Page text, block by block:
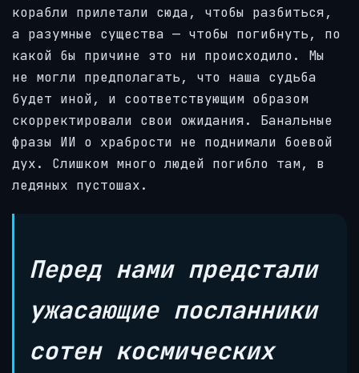
корабли прилетали сюда, чтобы разбиться,
а разумные существа — чтобы погибнуть, по
какой бы причине это ни происходило. Мы
не могли предполагать, что наша судьба
будет иной, и соответствующим образом
скорректировали свои ожидания. Банальные
фразы ИИ о храбрости не поднимали боевой
дух. Слишком много людей погибло там, в
ледяных пустошах.
Перед нами предстали
ужасающие посланники
сотен космических